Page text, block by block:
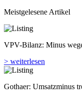
Meistgelesene Artikel
VPV-Bilanz: Minus
> weiterlesen
Gothaer: Umsatzminus